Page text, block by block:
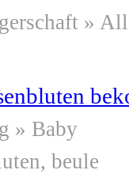
»
» Baby
beule